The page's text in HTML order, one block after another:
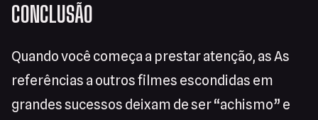
CONCLUSÃO
Quando você começa a prestar atenção, as As
referências a outros filmes escondidas em
grandes sucessos deixam de ser “achismo” e